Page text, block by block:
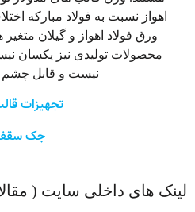
اهواز نسبت به فولاد مبارکه
ورق فولاد اهواز و گیلان متغیر
محصولات تولیدی نیز یکسان
نیست و قابل چشم
تجهیزات قالب
جک سقفی
های داخلی سایت (